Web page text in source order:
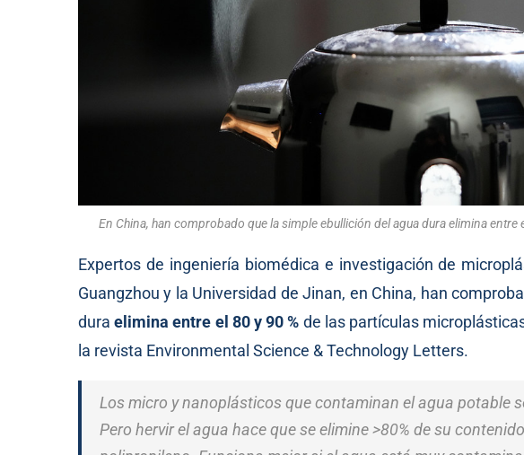
En China, han comprobado que la simple ebullición del agua dura elimina
Expertos de ingeniería biomédica e investigación de
Guangzhou y la Universidad de Jinan, en China, han
duraelimina entre el 80 y 90 % de las partículas
la revista Environmental Science & Technology Letters.
Los micro y nanoplásticos que contaminan el agua potable
Pero hervir el agua hace que se elimine >80% de su